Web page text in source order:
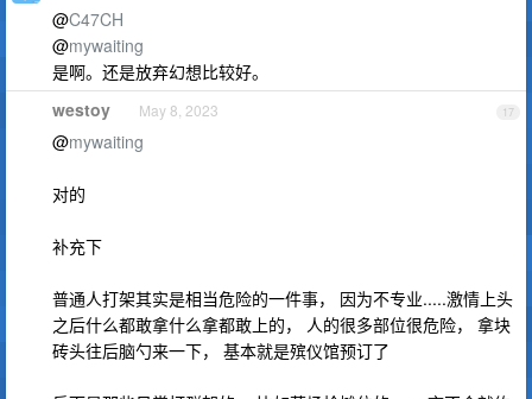
@C47CH
@mywaiting
是啊。还是放弃幻想比较好。
17
westoy May 8, 2023
@mywaiting
对的
补充下
普通人打架其实是相当危险的一件事， 因为不专业.....激情上头
之后什么都敢拿什么拿都敢上的， 人的很多部位很危险， 拿块
砖头往后脑勺来一下， 基本就是殡仪馆预订了